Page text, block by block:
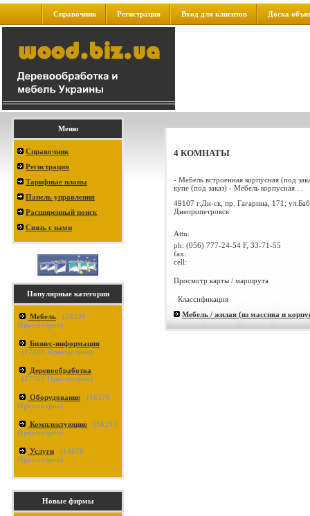
Справочник Регистрация Вход для клиентов Доска
Меню
Справочник
Регистрация
Тарифные планы
Панель управления
Расширенный поиск
Связь с нами
Популярные категории
Мебель (24239
Просмотров)
Бизнес-информация
(17880 Просмотров)
Деревообработка
(17767 Просмотров)
Оборудование (16379
Просмотров)
Комплектующие (16293
Просмотров)
Услуги (14876
Просмотров)
Новые фирмы
4 КОМНАТЫ
- Мебель встроенная корпусная (под
купе (под заказ) - Мебель корпусная ...
49107 г.Дн-ск, пр. Гагарина, 171;
Днепропетровск
Attn:
ph: (056) 777-24-54 F, 33-71-55
fax:
cell:
Просмотр карты / маршрута
Классификация
Мебель / жилая (из массива и